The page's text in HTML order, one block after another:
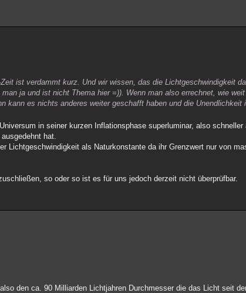
ist verdammt kurz. Und wir wissen, das die Lichtgeschwindigkeit
ja und ist nicht Thema hier =)). Wenn man also errechnet, wie
kann es nichts anderes weiter geschafft haben und die
in seiner kurzen Inflationsphase superluminar, also
hat.
Lichtgeschwindigkeit als Naturkonstante da ihr Grenzwert nur von
so oder so ist es für uns jedoch derzeit nicht überprüfbar.
den ca. 90 Milliarden Lichtjahren Durchmesser die das Licht seit